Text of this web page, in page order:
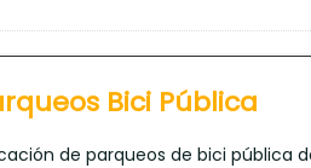
Bici Pública
de parqueos de bici pública